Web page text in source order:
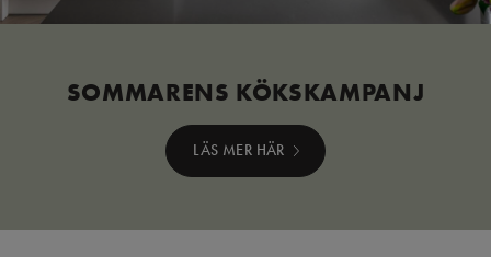
SOMMARENS KÖKSKAMPANJ
LÄS MER HÄR